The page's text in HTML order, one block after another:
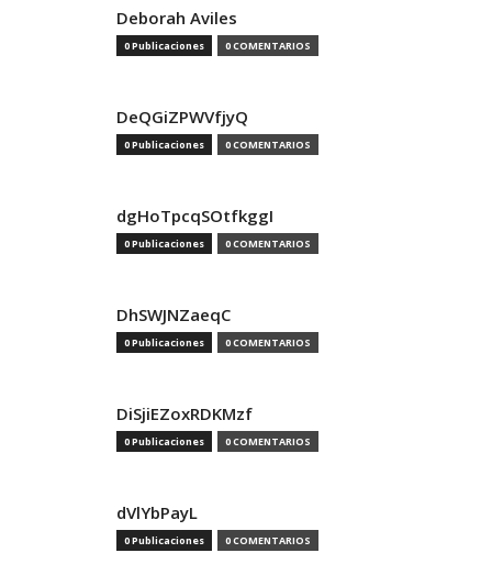
Deborah Aviles
0 Publicaciones 0 COMENTARIOS
DeQGiZPWVfjyQ
0 Publicaciones 0 COMENTARIOS
dgHoTpcqSOtfkggI
0 Publicaciones 0 COMENTARIOS
DhSWJNZaeqC
0 Publicaciones 0 COMENTARIOS
DiSjiEZoxRDKMzf
0 Publicaciones 0 COMENTARIOS
dVlYbPayL
0 Publicaciones 0 COMENTARIOS